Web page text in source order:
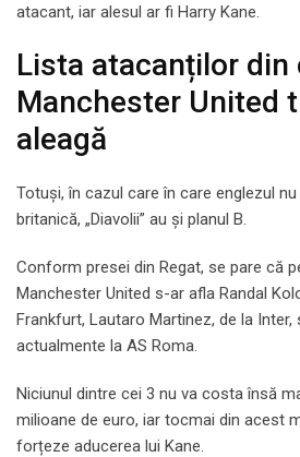
atacant, iar alesul ar fi Harry Kane.
Lista atacanților din
Manchester United
aleagă
Totuși, în cazul care în care englezul
britanică, „Diavolii” au și planul B.
Conform presei din Regat, se pare că
Manchester United s-ar afla Randal
Frankfurt, Lautaro Martinez, de la Inter,
actualmente la AS Roma.
Niciunul dintre cei 3 nu va costa însă
milioane de euro, iar tocmai din acest
forțeze aducerea lui Kane.